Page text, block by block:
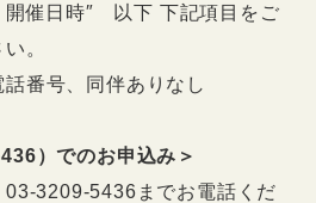
開催日時″ 以下 下記項目をご
。
番号、同伴ありなし
）でのお申込み＞
3209-5436までお電話くだ